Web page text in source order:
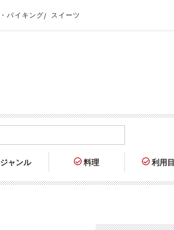
バイキング スイーツ
ジャンル 料理 利用